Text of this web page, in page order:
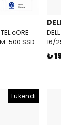
cORE
500 SSD
16/
₺
Tükendi